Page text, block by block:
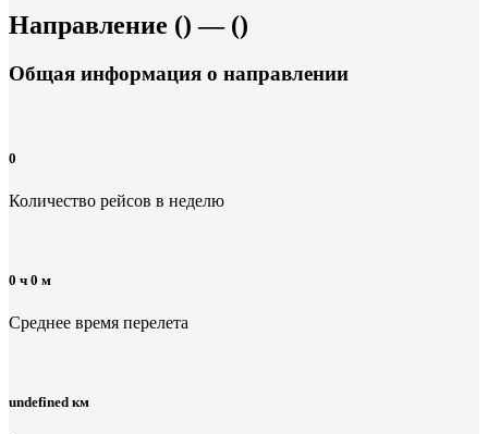
Направление () — ()
Общая информация о направлении
0
Количество рейсов в неделю
0 ч 0 м
Среднее время перелета
undefined км